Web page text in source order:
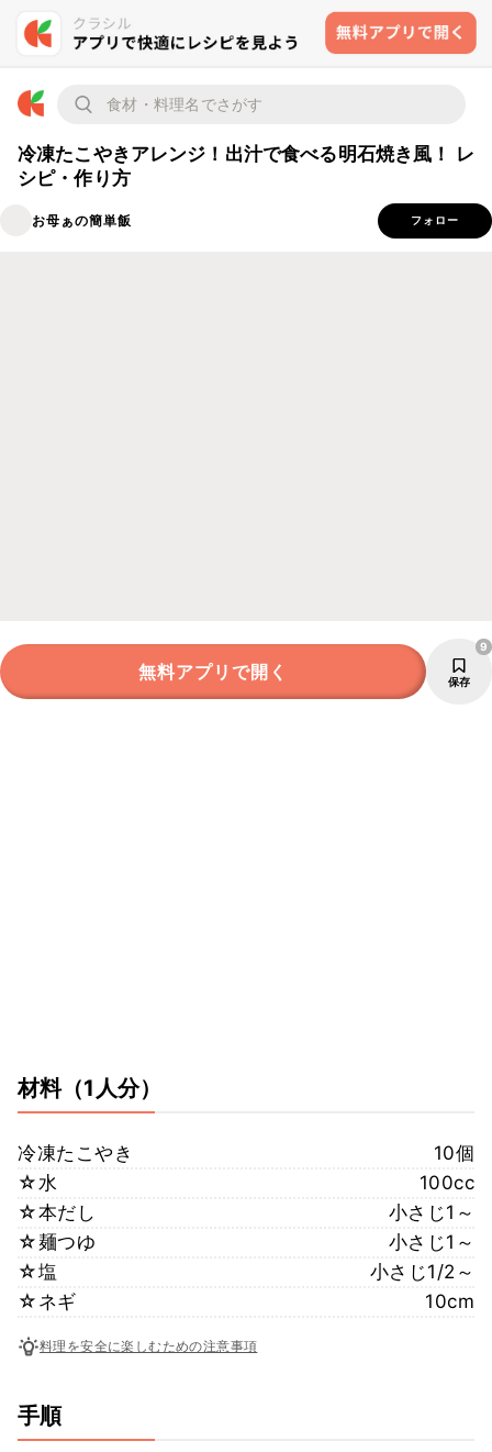
冷凍たこやきアレンジ！出汁で食べる明石焼き風！ レ
シピ・作り方
お母ぁの簡単飯 フォロー
無料アプリで開く 保存
9
材料（1人分）
冷凍たこやき
10個
☆水
100cc
☆本だし
小さじ1～
☆麺つゆ
小さじ1～
☆塩
小さじ1/2～
☆ネギ
10cm
料理を安全に楽しむための注意事項
手順